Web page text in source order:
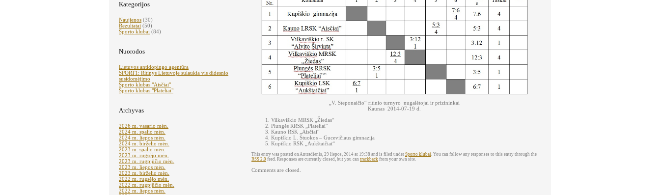
Kategorijos
Naujienos (30)
Rezultatai (50)
Sporto klubai (84)
Nuorodos
Lietuvos antidopingo agentūra
SPORT1: Ritinys Lietuvoje sulaukia vis didesnio
susidomėjimo
Sporto klubas "Aisčiai"
Sporto klubas "Plateliai"
Archyvas
2026 m. vasario mėn.
2024 m. spalio mėn.
2024 m. liepos mėn.
2024 m. birželio mėn.
2023 m. spalio mėn.
2023 m. rugsėjo mėn.
2023 m. rugpjūčio mėn.
2023 m. liepos mėn.
2023 m. birželio mėn.
2022 m. rugsėjo mėn.
2022 m. rugpjūčio mėn.
2022 m. liepos mėn.
„V. Steponaičio“ ritinio turnyro nugalėtojai ir prizininkai
Kaunas 2014-07-19 d.
Vilkaviškio MRSK „Žiedas“
Plungės RRSK „Plateliai“
Kauno RSK „Aisčiai“
Kupiškio L. Stuokos – Gucevičiaus gimnazija
Kupiškio RSK „Aukštaičiai“
This entry was posted on Antradienis, 29 liepos, 2014 at 19:38 and is filed under Sporto klubai . You can follow any responses to this entry through the
RSS 2.0 feed. Responses are currently closed, but you can trackback from your own site.
Comments are closed.